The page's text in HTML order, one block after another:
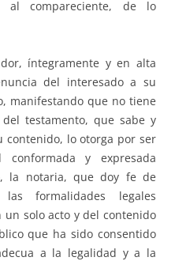
al compareciente, de lo
íntegramente y en alta
del interesado a su
manifestando que no tiene
testamento, que sabe y
contenido, lo otorga por ser
y expresada
la notaria, que doy fe de
formalidades legales
solo acto y del contenido
que ha sido consentido
a la legalidad y a la